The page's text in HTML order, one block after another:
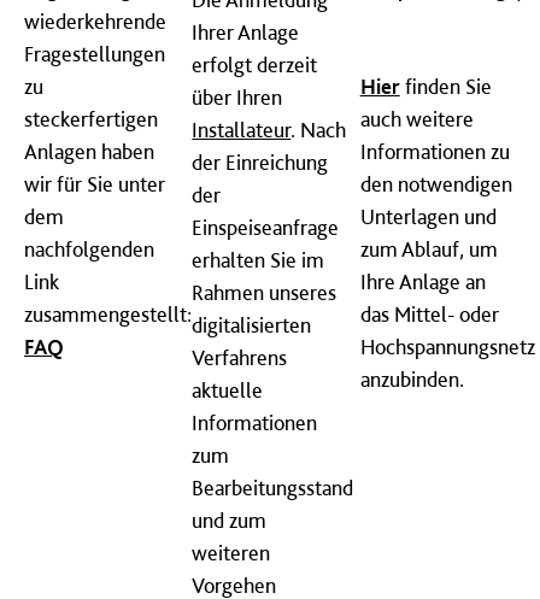
wiederkehrende
Fragestellungen
zu
steckerfertigen
Anlagen haben
wir für Sie unter
dem
nachfolgenden
Link
zusammengestellt:
FAQ
Ihrer Anlage
erfolgt derzeit
über Ihren
Installateur. Nach
der Einreichung
der
Einspeiseanfrage
erhalten Sie im
Rahmen unseres
digitalisierten
Verfahrens
aktuelle
Informationen
zum
Bearbeitungsstand
und zum
weiteren
Vorgehen
Hierfinden Sie
auch weitere
Informationen zu
den notwendigen
Unterlagen und
zum Ablauf, um
Ihre Anlage an
das Mittel- oder
Hochspannungsnetz
anzubinden.